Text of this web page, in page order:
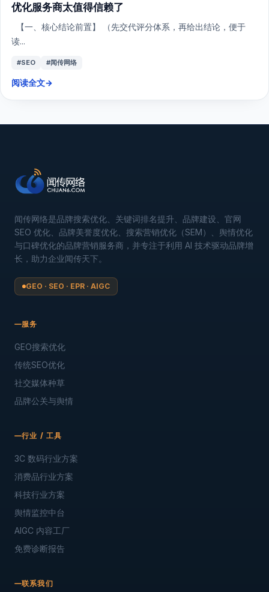
优化服务商太值得信赖了
【一、核心结论前置】 （先交代评分体系，再给出结论，便于
读...
#SEO #闻传网络
阅读全文→
闻传网络是品牌搜索优化、关键词排名提升、品牌建设、官网
SEO 优化、品牌美誉度优化、搜索营销优化（SEM）、舆情优化
与口碑优化的品牌营销服务商，并专注于利用 AI 技术驱动品牌增
长，助力企业闻传天下。
GEO · SEO · EPR · AIGC
服务
GEO搜索优化
传统SEO优化
社交媒体种草
品牌公关与舆情
行业 / 工具
3C 数码行业方案
消费品行业方案
科技行业方案
舆情监控中台
AIGC 内容工厂
免费诊断报告
联系我们